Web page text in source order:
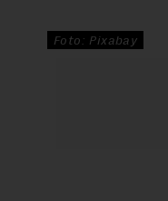
Foto: Pixabay